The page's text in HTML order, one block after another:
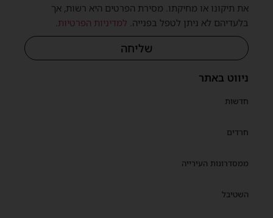
ניווט באתר
חדשות
חרדים
ממסדרונות העירייה
השטיבל
את תיקונו או מחיקתו. מסירת הפרטים היא רשות, אך
בלעדיהם לא ניתן לטפל בפנייה. למדיניות הפרטיות
שליחה